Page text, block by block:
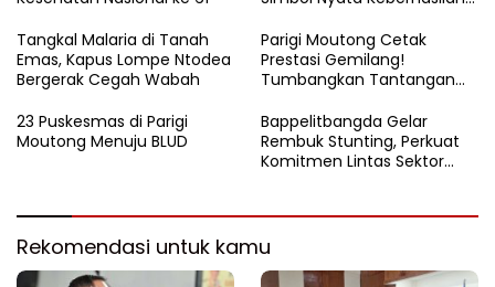
Tangkal Malaria di Tanah
Emas, Kapus Lompe Ntodea
Bergerak Cegah Wabah
Parigi Moutong Cetak
Prestasi Gemilang!
Tumbangkan Tantangan
Raih Peringkat II Terbaik se-
Sulteng 2024
23 Puskesmas di Parigi
Moutong Menuju BLUD
Bappelitbangda Gelar
Rembuk Stunting, Perkuat
Komitmen Lintas Sektor
Rekomendasi untuk kamu